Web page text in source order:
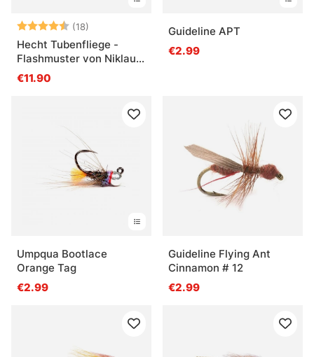
Bewertung:(18)
4.9 von 5 Sternen
Hecht Tubenfliege -
Flashmuster von Niklaus
Bauer
€11.90
Guideline APT
€2.99
Umpqua Bootlace
Orange Tag
€2.99
Guideline Flying Ant
Cinnamon # 12
€2.99